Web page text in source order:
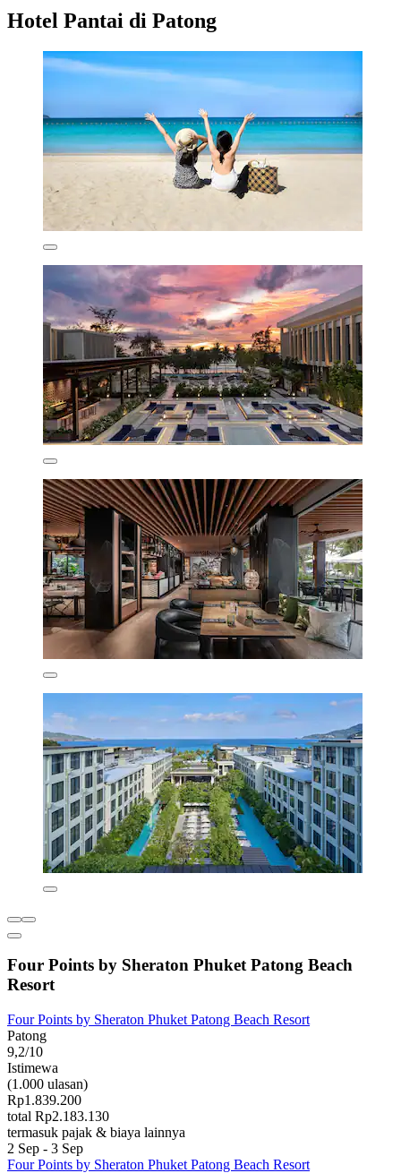
Hotel Pantai di Patong
Four Points by Sheraton Phuket Patong Beach
Resort
Four Points by Sheraton Phuket Patong Beach Resort
Patong
9,2/10
Istimewa
(1.000 ulasan)
Rp1.839.200
total Rp2.183.130
termasuk pajak & biaya lainnya
2 Sep - 3 Sep
Four Points by Sheraton Phuket Patong Beach Resort